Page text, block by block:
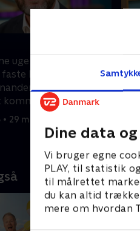
Dine data
Vi bruger egne
PLAY, til statistik
til målrettet
du kan altid trække
mere om hvordan
uge har medlemmer
holdkaptajner
og vist hvad de
kommer til at
ting. .
29 min
21.